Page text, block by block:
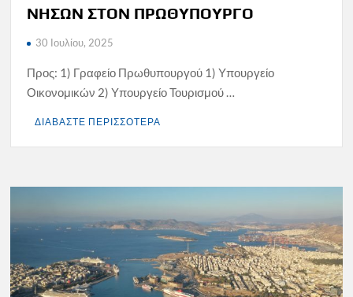
ΝΗΣΩΝ ΣΤΟΝ ΠΡΩΘΥΠΟΥΡΓΟ
30 Ιουλίου, 2025
Προς: 1) Γραφείο Πρωθυπουργού 1) Υπουργείο
Οικονομικών 2) Υπουργείο Τουρισμού …
ΔΙΑΒΑΣΤΕ ΠΕΡΙΣΣΟΤΕΡΑ